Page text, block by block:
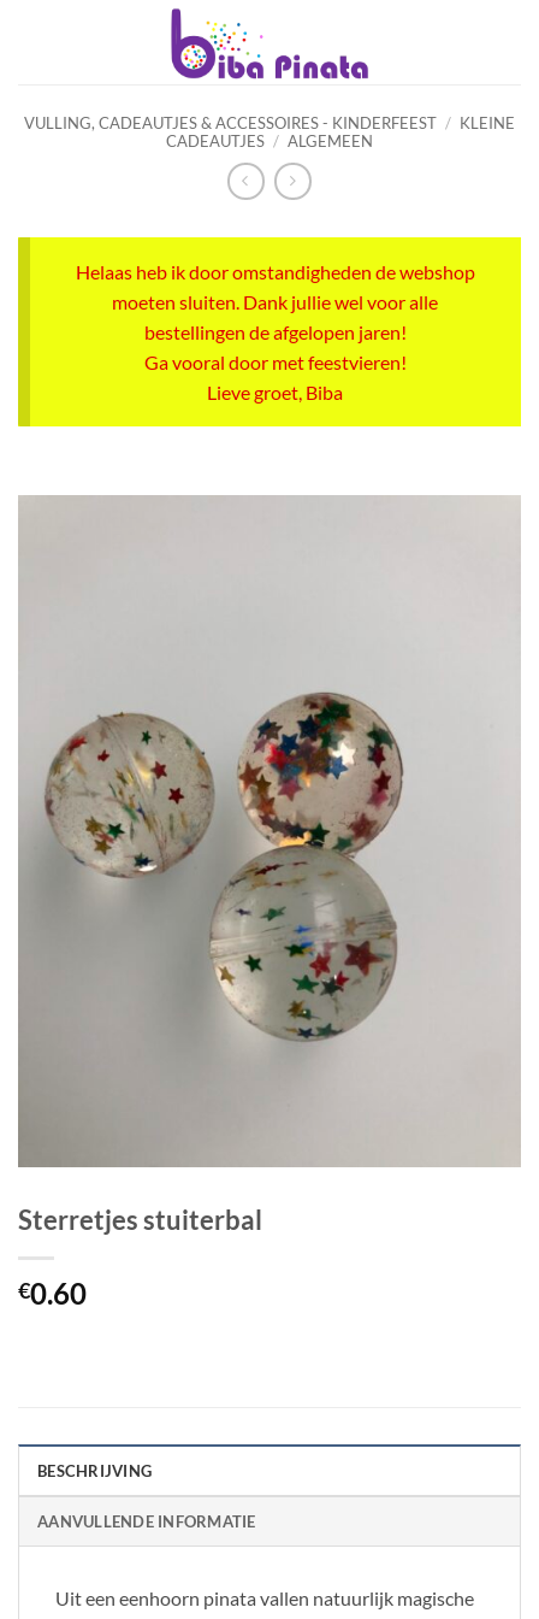
VULLING, CADEAUTJES & ACCESSOIRES - KINDERFEEST / KLEINE
CADEAUTJES / ALGEMEEN
Helaas heb ik door omstandigheden de webshop
moeten sluiten. Dank jullie wel voor alle
bestellingen de afgelopen jaren!
Ga vooral door met feestvieren!
Lieve groet, Biba
Sterretjes stuiterbal
€0.60
BESCHRIJVING
AANVULLENDE INFORMATIE
Uit een eenhoorn pinata vallen natuurlijk magische